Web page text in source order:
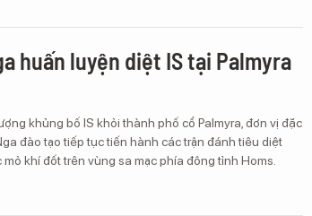
huấn luyện diệt IS tại Palmyra
khủng bố IS khỏi thành phố cổ Palmyra, đơn vị đặc
đào tạo tiếp tục tiến hành các trận đánh tiêu diệt
khí đốt trên vùng sa mạc phía đông tỉnh Homs.